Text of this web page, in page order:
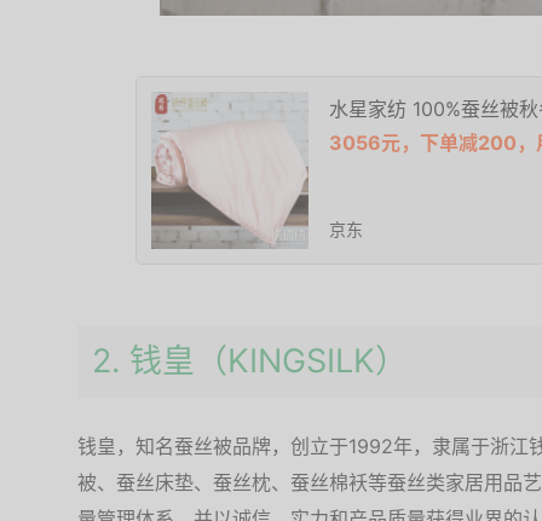
水星家纺 100%蚕丝被
3056元，下单减200
京东
2. 钱皇（KINGSILK）
钱皇，知名蚕丝被品牌，创立于1992年，隶属于浙江
被、蚕丝床垫、蚕丝枕、蚕丝棉袄等蚕丝类家居用品